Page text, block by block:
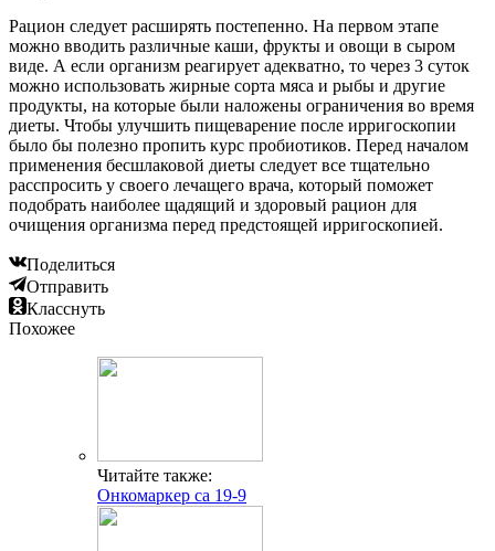
Рацион следует расширять постепенно. На первом этапе
можно вводить различные каши, фрукты и овощи в сыром
виде. А если организм реагирует адекватно, то через 3 суток
можно использовать жирные сорта мяса и рыбы и другие
продукты, на которые были наложены ограничения во время
диеты. Чтобы улучшить пищеварение после ирригоскопии
было бы полезно пропить курс пробиотиков. Перед началом
применения бесшлаковой диеты следует все тщательно
расспросить у своего лечащего врача, который поможет
подобрать наиболее щадящий и здоровый рацион для
очищения организма перед предстоящей ирригоскопией.
Поделиться
Отправить
Класснуть
Похожее
Читайте также:
Онкомаркер са 19-9